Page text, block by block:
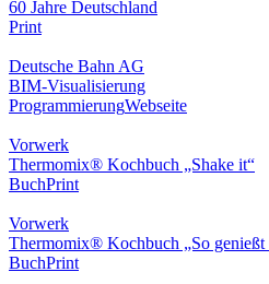
60 Jahre Deutschland
Print
Deutsche Bahn AG
BIM-Visualisierung
ProgrammierungWebseite
Vorwerk
Thermomix® Kochbuch „Shake it“
BuchPrint
Vorwerk
Thermomix® Kochbuch „So genießt
BuchPrint